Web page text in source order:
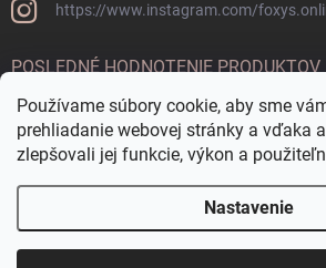
Používame súbory cookie, aby sme
prehliadanie webovej stránky a vďaka
zlepšovali jej funkcie, výkon a
Nastavenie
https://www.instagram.com/
POSLEDNÉ HODNOTENIE PRODUKTOV
OKRÚHLA FONTÁNKA CORTEN